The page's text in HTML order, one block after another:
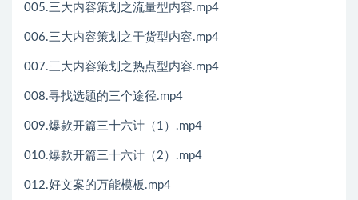
005.三大内容策划之流量型内容.mp4
006.三大内容策划之干货型内容.mp4
007.三大内容策划之热点型内容.mp4
008.寻找选题的三个途径.mp4
009.爆款开篇三十六计（1）.mp4
010.爆款开篇三十六计（2）.mp4
012.好文案的万能模板.mp4